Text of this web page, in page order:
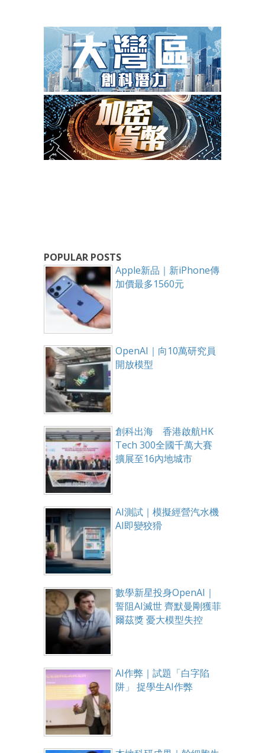
POPULAR POSTS
Apple新品｜新iPhone傳
加價最多1560元
OpenAI｜向10萬研究員
開放模型
創科出海 香港啟航HK
Tech 300全國千萬大賽
擴展至16內地城市
AI測試｜模擬經營汽水機
AI即變狡猾
數學新星投身OpenAI｜
誓阻AI滅世 齊默曼剛獲菲
爾茲獎 憂大模型失控
AI作弊｜試題「白字陷
阱」 捉學生AI作弊